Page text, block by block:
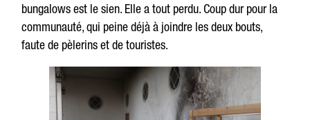
bungalows est le sien. Elle a tout perdu. Coup dur pour la
communauté, qui peine déjà à joindre les deux bouts,
faute de pèlerins et de touristes.